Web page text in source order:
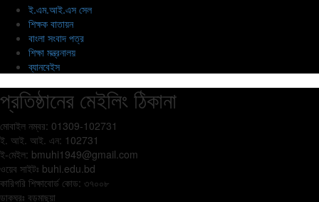
ই.এম.আই.এস সেল
শিক্ষক বাতায়ন
বাংলা সংবাদ পত্র
শিক্ষা মন্ত্রনালয়
ব্যানবেইস
প্রতিষ্ঠানের মেইলিং ঠিকানা
মোবাইল নম্বর: 01309-102731
ই. আই. আই. এন: 102731
ই-মেইল: bmuhi1949@gmail.com
ওয়েব সাইটঃ buhi.edu.bd
কারিগরি শিক্ষাবোর্ড কোড: ৩৭০০৮
ডাকঘরঃ বড়মাছুয়া